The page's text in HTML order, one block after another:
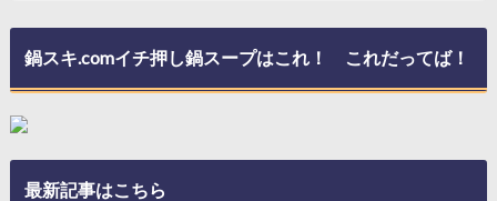
鍋スキ.comイチ押し鍋スープはこれ！ これだってば！
最新記事はこちら